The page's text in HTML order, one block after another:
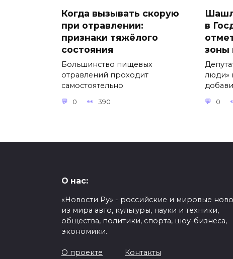
Когда вызывать скорую
при отравлении:
признаки тяжёлого
состояния
Большинство пищевых
отравлений проходит
самостоятельно
0 390
в
зоны
люди»
0
О нас:
«Новости Ру» - российские и мировые
из мира авто, культуры, науки и техники,
общества, политики, спорта, шоу-бизнеса,
экономики.
О проекте Контакты